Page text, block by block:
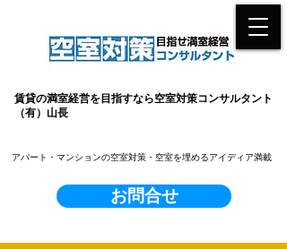
賃貸の満室経営を目指すなら空室対策コンサルタント
（有）山長
お問合せ
​アパート・マンションの空室対策・空室を埋めるアイディア満載